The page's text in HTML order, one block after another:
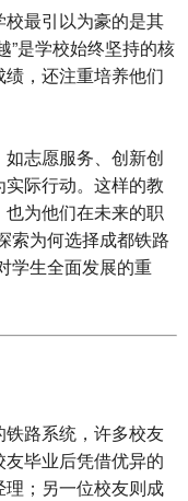
最引以为豪的是其
”是学校始终坚持的核
，还注重培养他们
志愿服务、创新创
际行动。这样的教
为他们在未来的职
索为何选择成都铁路
学生全面发展的重
路系统，许多校友
毕业后凭借优异的
；另一位校友则成